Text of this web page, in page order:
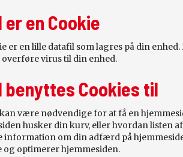
er en Cookie
er en lille datafil som lagres på din
virus til din enhed.
benyttes Cookies til
være nødvendige for at få en
husker din kurv, eller hvordan listen
information om din adfærd på
og optimerer hjemmesiden.